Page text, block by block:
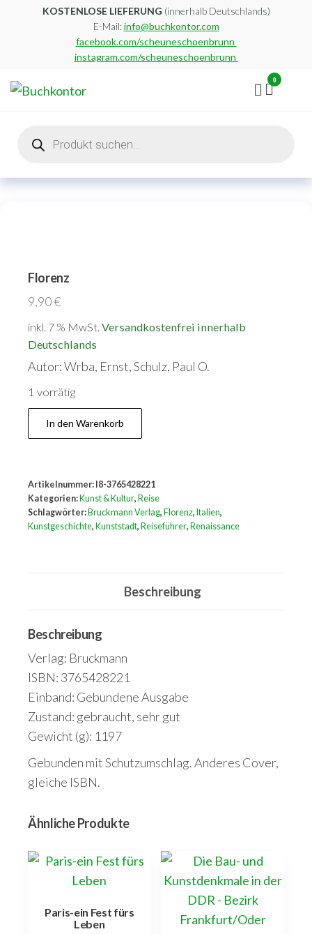
KOSTENLOSE LIEFERUNG (innerhalb Deutschlands)
E-Mail:info@buchkontor.com
facebook.com/scheuneschoenbrunn
instagram.com/scheuneschoenbrunn
0
search
Florenz
9,90€
inkl. 7 % MwSt. Versandkostenfrei innerhalb
Deutschlands
Autor: Wrba, Ernst, Schulz, Paul O.
1 vorrätig
Florenz
Menge
In den Warenkorb
Artikelnummer: I8-3765428221
Kategorien: Kunst & Kultur, Reise
Schlagwörter: Bruckmann Verlag, Florenz, Italien,
Kunstgeschichte, Kunststadt, Reiseführer, Renaissance
Beschreibung
Beschreibung
Verlag: Bruckmann
ISBN: 3765428221
Einband: Gebundene Ausgabe
Zustand: gebraucht, sehr gut
Gewicht (g): 1197
Gebunden mit Schutzumschlag. Anderes Cover,
gleiche ISBN.
Ähnliche Produkte
Paris-ein Fest fürs
Leben